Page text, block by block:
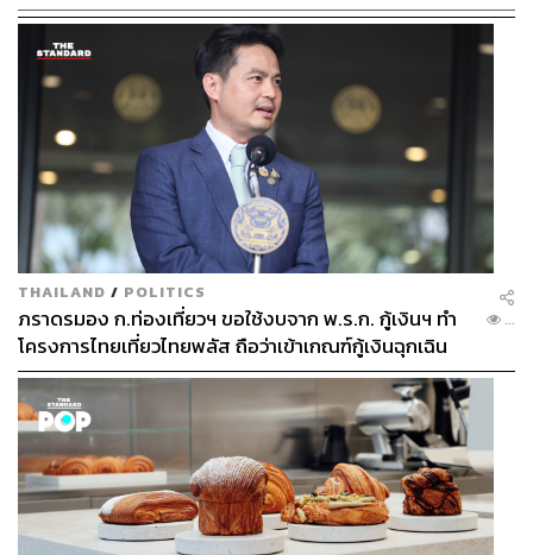
THAILAND / POLITICS
ภราดรมอง ก.ท่องเที่ยวฯ ขอใช้งบจาก พ.ร.ก. กู้เงินฯ ทำ
โครงการไทยเที่ยวไทยพลัส ถือว่าเข้าเกณฑ์กู้เงินฉุกเฉิน
...